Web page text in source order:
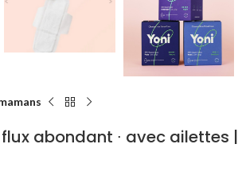
abondant ∙ avec ailettes |